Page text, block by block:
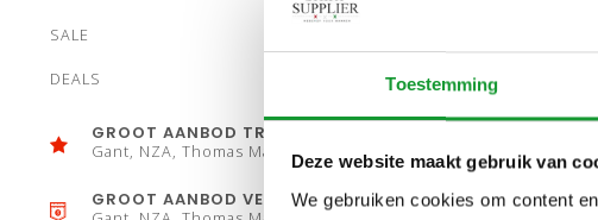
Toestemming
Deze website maakt gebruik van
We gebruiken cookies om content
SALE
DEALS
GROOT AANBOD TRUIEN
Gant, NZA, Thomas Maine
GROOT AANBOD VESTEN